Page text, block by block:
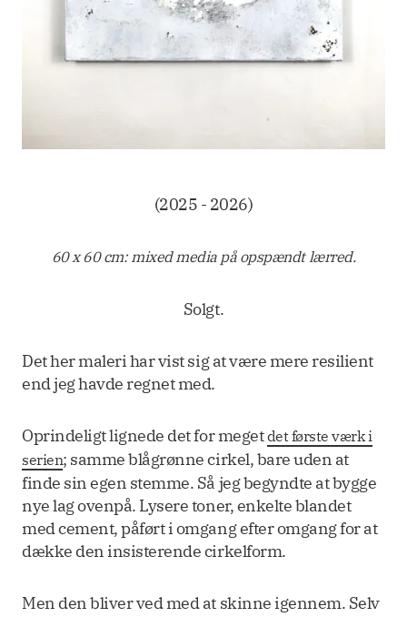
(2025 - 2026)
60 x 60 cm: mixed media på opspændt lærred.
Solgt.
Det her maleri har vist sig at være mere resilient
end jeg havde regnet med.
Oprindeligt lignede det for megetdet første værk i
serien; samme blågrønne cirkel, bare uden at
finde sin egen stemme. Så jeg begyndte at bygge
nye lag ovenpå. Lysere toner, enkelte blandet
med cement, påført i omgang efter omgang for at
dække den insisterende cirkelform.
Men den bliver ved med at skinne igennem. Selv